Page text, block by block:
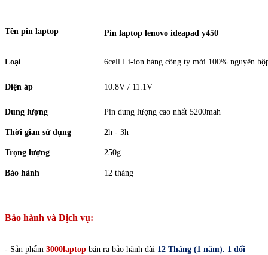
Tên pin laptop Pin laptop lenovo ideapad y450
Loại 6cell Li-ion hàng công ty mới 100% nguyên
Điện áp 10.8V / 11.1V
Dung lượng Pin dung lượng cao nhất 5200mah
Thời gian sử dụng 2h - 3h
Trọng lượng 250g
Bảo hành 12 tháng
Bảo hành và Dịch vụ:
- Sản phẩm 3000laptop bán ra bảo hành dài 12 Tháng (1 năm). 1 đổi